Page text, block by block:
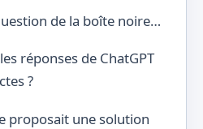
de la boîte noire…
réponses de ChatGPT
?
proposait une solution